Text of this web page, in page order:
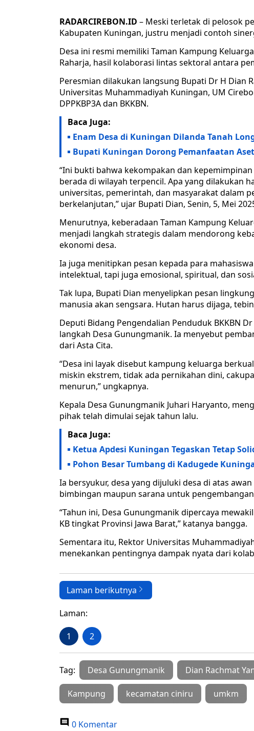
RADARCIREBON.ID – Meski terletak di pelosok
Kabupaten Kuningan, justru menjadi contoh
Desa ini resmi memiliki Taman Kampung
Raharja, hasil kolaborasi lintas sektoral antara
Peresmian dilakukan langsung Bupati Dr H Dian
Universitas Muhammadiyah Kuningan, UM
DPPKBP3A dan BKKBN.
Baca Juga:
Enam Desa di Kuningan Dilanda Tanah
Bupati Kuningan Dorong Pemanfaatan
“Ini bukti bahwa kekompakan dan
berada di wilayah terpencil. Apa yang dilakukan
universitas, pemerintah, dan masyarakat dalam
berkelanjutan,” ujar Bupati Dian, Senin, 5, Mei
Menurutnya, keberadaan Taman Kampung
menjadi langkah strategis dalam mendorong
ekonomi desa.
Ia juga menitipkan pesan kepada para
intelektual, tapi juga emosional, spiritual, dan
Tak lupa, Bupati Dian menyelipkan pesan
manusia akan sengsara. Hutan harus dijaga,
Deputi Bidang Pengendalian Penduduk BKKBN
langkah Desa Gunungmanik. Ia menyebut
dari Asta Cita.
“Desa ini layak disebut kampung keluarga
miskin ekstrem, tidak ada pernikahan dini,
menurun,” ungkapnya.
Kepala Desa Gunungmanik Juhari Haryanto,
pihak telah dimulai sejak tahun lalu.
Baca Juga:
Ketua Apdesi Kuningan Tegaskan Tetap
Pohon Besar Tumbang di Kadugede
Ia bersyukur, desa yang dijuluki desa di atas
bimbingan maupun sarana untuk
“Tahun ini, Desa Gunungmanik dipercaya
KB tingkat Provinsi Jawa Barat,” katanya bangga.
Sementara itu, Rektor Universitas
menekankan pentingnya dampak nyata dari
Laman berikutnya
Laman:
1 2
Tag: Desa Gunungmanik Dian Rachmat
Kampung kecamatan ciniru umkm
0 Komentar